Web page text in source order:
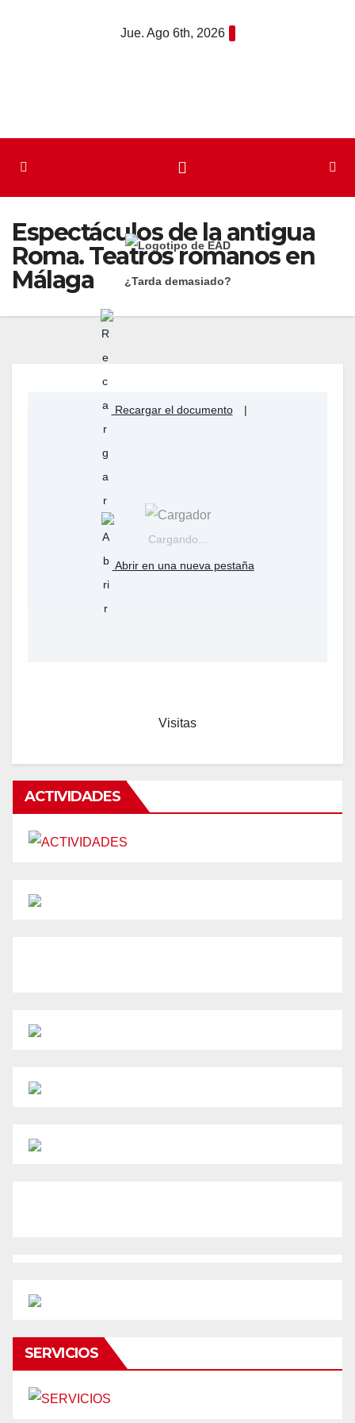
Jue. Ago 6th, 2026
Espectáculos de la antigua
Roma. Teatros romanos en
Málaga
Cargando...
¿Tarda demasiado?
Recargar el documento |
Abrir en una nueva pestaña
Visitas
ACTIVIDADES
SERVICIOS